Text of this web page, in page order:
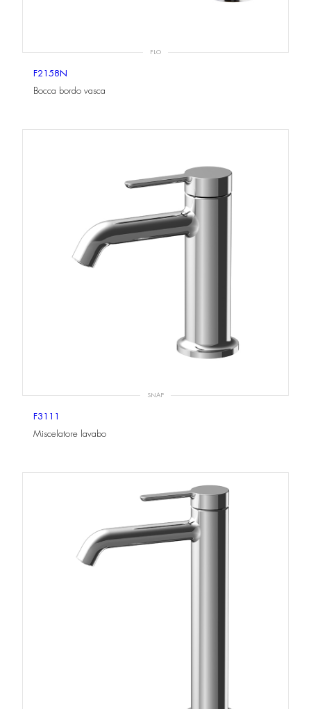
FLO
F2158N
Bocca bordo vasca
SNAP
F3111
Miscelatore lavabo